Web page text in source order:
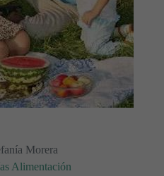
Morera
Alimentación